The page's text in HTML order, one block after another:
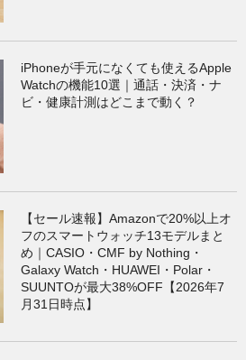
iPhoneが手元になくても使えるApple
Watchの機能10選｜通話・決済・ナ
ビ・健康計測はどこまで動く？
【セール速報】Amazonで20%以上オ
フのスマートウォッチ13モデルまと
め｜CASIO・CMF by Nothing・
Galaxy Watch・HUAWEI・Polar・
SUUNTOが最大38%OFF【2026年7
月31日時点】